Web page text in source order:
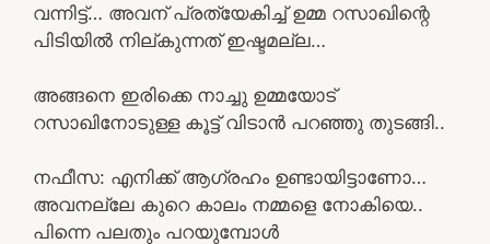
വന്നിട്ട്… അവന് പ്രത്യേകിച്ച് ഉമ്മ റസാഖിന്റെ
പിടിയിൽ നില്കുന്നത് ഇഷ്ടമല്ല…
അങ്ങനെ ഇരിക്കെ നാച്ചു ഉമ്മയോട്
റസാഖിനോടുള്ള കൂട്ട് വിടാൻ പറഞ്ഞു തുടങ്ങി..
നഫീസ: എനിക്ക് ആഗ്രഹം ഉണ്ടായിട്ടാണോ…
അവനല്ലേ കുറെ കാലം നമ്മളെ നോകിയെ..
പിന്നെ പലതും പറയുമ്പോൾ